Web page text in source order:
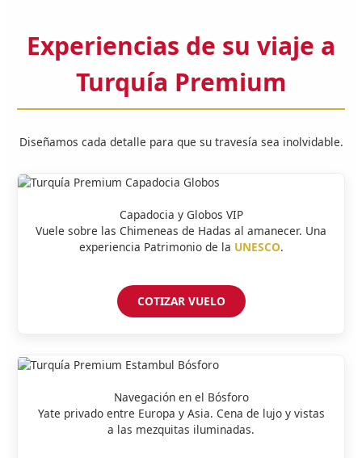
Experiencias de su viaje a
Turquía Premium
Diseñamos cada detalle para que su travesía sea inolvidable.
Capadocia y Globos VIP
Vuele sobre las Chimeneas de Hadas al amanecer. Una
experiencia Patrimonio de la UNESCO.
COTIZAR VUELO
Navegación en el Bósforo
Yate privado entre Europa y Asia. Cena de lujo y vistas
a las mezquitas iluminadas.